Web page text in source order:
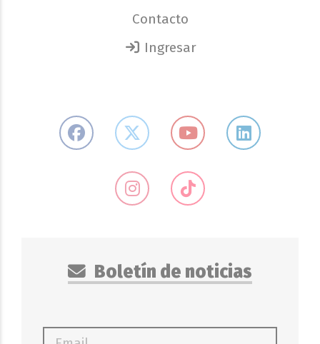
Contacto
Ingresar
Boletín de noticias